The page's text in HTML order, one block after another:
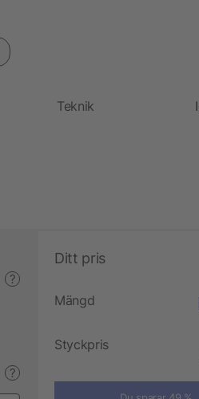
Teknik
?
?
Ditt pris
Mängd
Styckpris